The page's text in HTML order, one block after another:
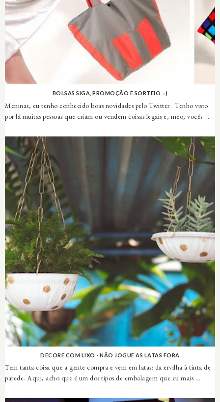
BOLSAS SIGA, PROMOÇÃO E SORTEIO =)
Meninas, eu tenho conhecido boas novidades pelo Twitter . Tenho visto
por lá muitas pessoas que criam ou vendem coisas legais e, meo, vocês ...
DECORE COM LIXO - NÃO JOGUE AS LATAS FORA
Tem tanta coisa que a gente compra e vem em latas: da ervilha à tinta de
parede. Aqui, acho que é um dos tipos de embalagem que eu mais ...